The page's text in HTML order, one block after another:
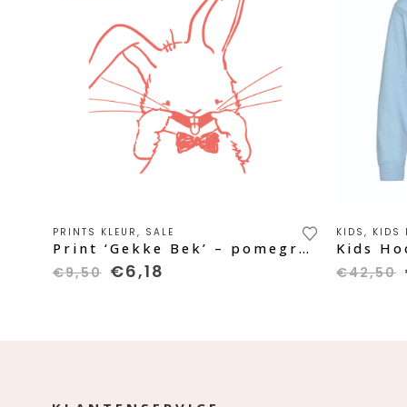
PRINTS KLEUR , SALE
Print ‘Gekke Bek’ – pomegranate
€9,50 Oorspronkelijke
€6,18
KIDS , KIDS
€42,50